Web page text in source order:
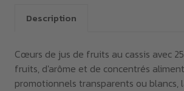
Description
Cœurs de jus de fruits au cassis avec
fruits, d'arôme et de concentrés
promotionnels transparents ou blancs,